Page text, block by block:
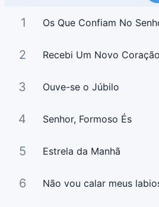
1 Os Que Confiam No
2 Recebi Um Novo
3 Ouve-se o Júbilo
4 Senhor, Formoso És
5 Estrela da Manhã
6 Não vou calar meus